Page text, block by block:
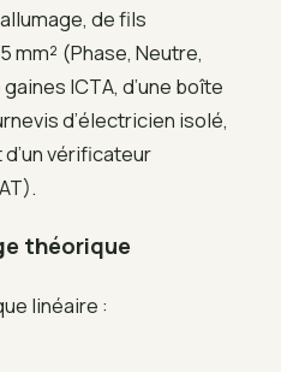
de fils
mm² (Phase, Neutre,
ICTA, d’une boîte
d’électricien isolé,
vérificateur
théorique
linéaire :